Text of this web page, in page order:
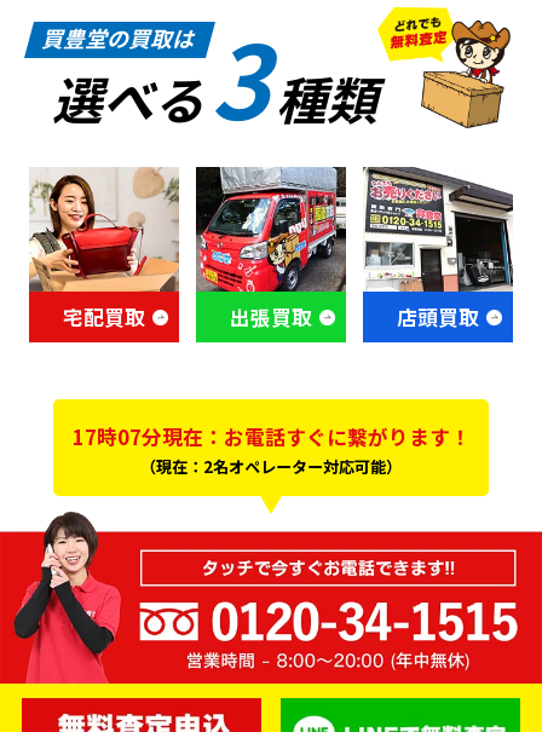
買豊堂の買取は
選べる3種類
宅配買取 出張買取 店頭買取
17時07分現在：お電話すぐに繋がります！
（現在：2名オペレーター対応可能）